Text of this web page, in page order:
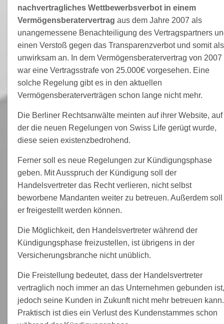
nachvertragliches Wettbewerbsverbot in einem
Vermögensberatervertrag aus dem Jahre 2007 als
unangemessene Benachteiligung des Vertragspartners
einen Verstoß gegen das Transparenzverbot und somit als
unwirksam an. In dem Vermögensberatervertrag von 2007
war eine Vertragsstrafe von 25.000€ vorgesehen. Eine
solche Regelung gibt es in den aktuellen
Vermögensberaterverträgen schon lange nicht mehr.
Die Berliner Rechtsanwälte meinten auf ihrer Website, auf
der die neuen Regelungen von Swiss Life gerügt wurde,
diese seien existenzbedrohend.
Ferner soll es neue Regelungen zur Kündigungsphase
geben. Mit Ausspruch der Kündigung soll der
Handelsvertreter das Recht verlieren, nicht selbst
beworbene Mandanten weiter zu betreuen. Außerdem soll
er freigestellt werden können.
Die Möglichkeit, den Handelsvertreter während der
Kündigungsphase freizustellen, ist übrigens in der
Versicherungsbranche nicht unüblich.
Die Freistellung bedeutet, dass der Handelsvertreter
vertraglich noch immer an das Unternehmen gebunden ist,
jedoch seine Kunden in Zukunft nicht mehr betreuen kann.
Praktisch ist dies ein Verlust des Kundenstammes schon